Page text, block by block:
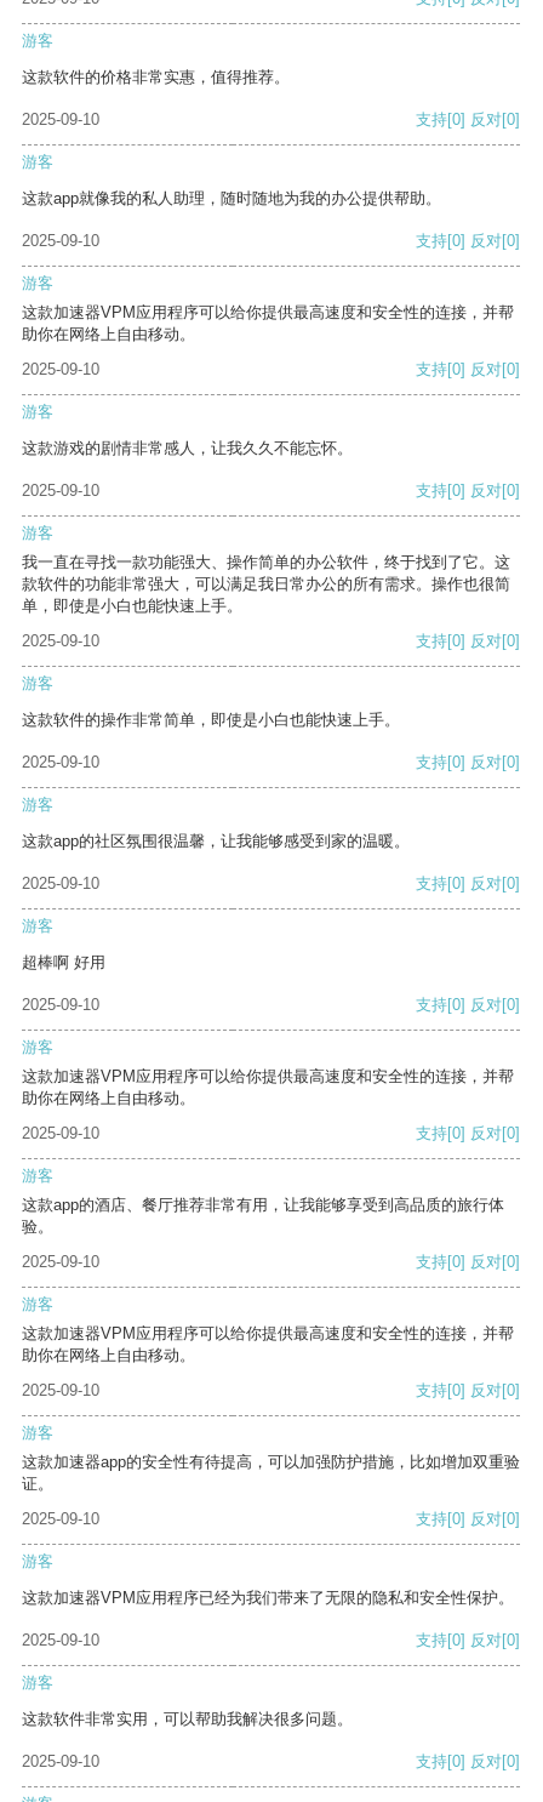
游客
这款软件的价格非常实惠，值得推荐。
2025-09-10 支持[0] 反对[0]
游客
这款app就像我的私人助理，随时随地为我的办公提供帮助。
2025-09-10 支持[0] 反对[0]
游客
这款加速器VPM应用程序可以给你提供最高速度和安全性的连接，并帮
助你在网络上自由移动。
2025-09-10
支持[0] 反对[0]
游客
这款游戏的剧情非常感人，让我久久不能忘怀。
2025-09-10 支持[0] 反对[0]
游客
我一直在寻找一款功能强大、操作简单的办公软件，终于找到了它。这
款软件的功能非常强大，可以满足我日常办公的所有需求。操作也很简
单，即使是小白也能快速上手。
2025-09-10
支持[0] 反对[0]
游客
这款软件的操作非常简单，即使是小白也能快速上手。
2025-09-10 支持[0] 反对[0]
游客
这款app的社区氛围很温馨，让我能够感受到家的温暖。
2025-09-10 支持[0] 反对[0]
游客
超棒啊 好用
2025-09-10 支持[0] 反对[0]
游客
这款加速器VPM应用程序可以给你提供最高速度和安全性的连接，并帮
助你在网络上自由移动。
2025-09-10
支持[0] 反对[0]
游客
这款app的酒店、餐厅推荐非常有用，让我能够享受到高品质的旅行体
验。
2025-09-10
支持[0] 反对[0]
游客
这款加速器VPM应用程序可以给你提供最高速度和安全性的连接，并帮
助你在网络上自由移动。
2025-09-10
支持[0] 反对[0]
游客
这款加速器app的安全性有待提高，可以加强防护措施，比如增加双重验
证。
2025-09-10
支持[0] 反对[0]
游客
这款加速器VPM应用程序已经为我们带来了无限的隐私和安全性保护。
2025-09-10 支持[0] 反对[0]
游客
这款软件非常实用，可以帮助我解决很多问题。
2025-09-10 支持[0] 反对[0]